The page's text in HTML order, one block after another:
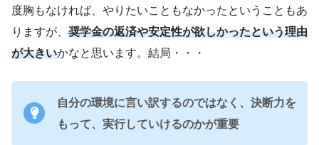
度胸もなければ、やりたいこともなかったということもあ
りますが、 奨学金の返済や安定性が欲しかったという理由
が大きいかなと思います。結局・・・
自分の環境に言い訳するのではなく、決断力を
もって、実行していけるのかが重要